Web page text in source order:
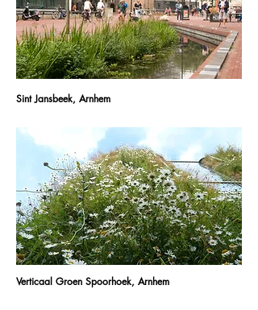
Sint Jansbeek, Arnhem
Verticaal Groen Spoorhoek, Arnhem